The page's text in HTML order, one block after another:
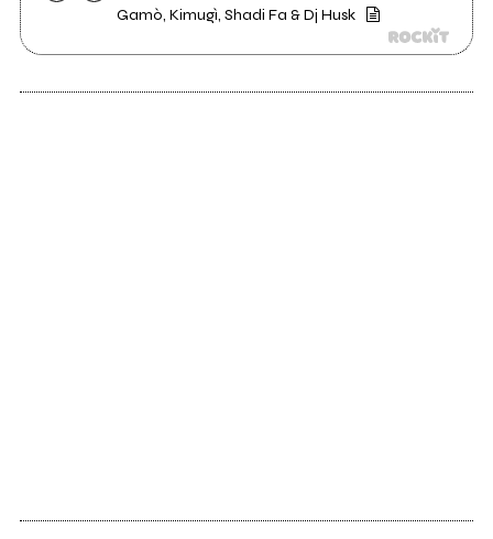
Gamò, Kimugì, Shadi Fa & Dj Husk